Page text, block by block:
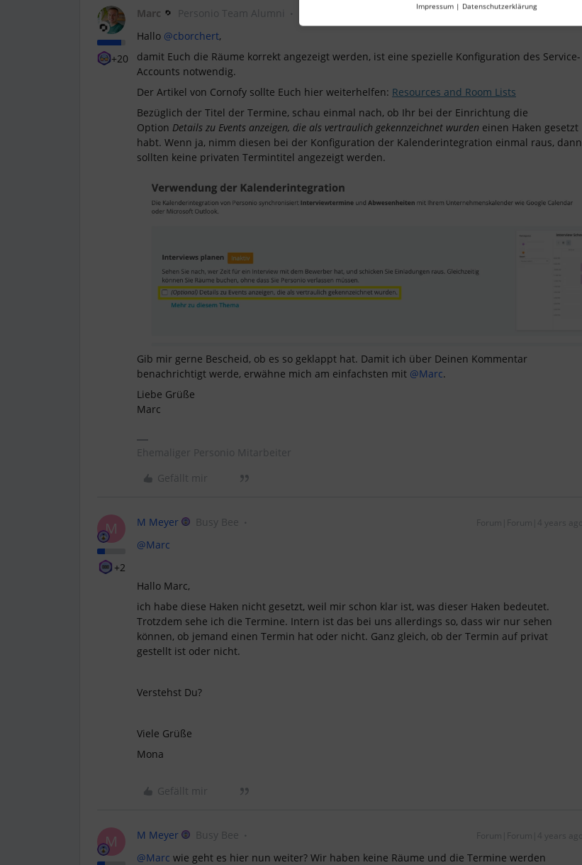
+20
Marc Personio Team Alumni Forum|Forum|4 years ago
Hallo @cborchert,
damit Euch die Räume korrekt angezeigt werden, ist eine spezielle Konfiguration des Service-
Accounts notwendig.
Der Artikel von Cornofy sollte Euch hier weiterhelfen: Resources and Room Lists
Bezüglich der Titel der Termine, schau einmal nach, ob Ihr bei der Einrichtung die
Option Details zu Events anzeigen, die als vertraulich gekennzeichnet wurden einen Haken gesetzt
habt. Wenn ja, nimm diesen bei der Konfiguration der Kalenderintegration einmal raus, dann
sollten keine privaten Termintitel angezeigt werden.
Gib mir gerne Bescheid, ob es so geklappt hat. Damit ich über Deinen Kommentar
benachrichtigt werde, erwähne mich am einfachsten mit @Marc.
Liebe Grüße
Marc
Ehemaliger Personio Mitarbeiter
Gefällt mir
M
+2
M Meyer Busy Bee Forum|Forum|4 years ago
@Marc
Hallo Marc,
ich habe diese Haken nicht gesetzt, weil mir schon klar ist, was dieser Haken bedeutet.
Trotzdem sehe ich die Termine. Intern ist das bei uns allerdings so, dass wir nur sehen
können, ob jemand einen Termin hat oder nicht. Ganz gleich, ob der Termin auf privat
gestellt ist oder nicht.
Verstehst Du?
Viele Grüße
Mona
Gefällt mir
M M Meyer Busy Bee Forum|Forum|4 years ago
@Marc wie geht es hier nun weiter? Wir haben keine Räume und die Termine werden
Impressum | Datenschutzerklärung